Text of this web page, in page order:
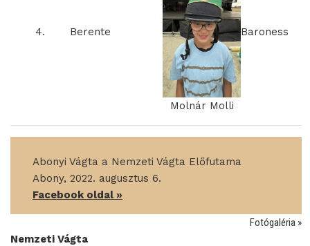
4. Berente
Molnár Molli
Baroness
Abonyi Vágta a Nemzeti Vágta Előfutama
Abony, 2022. augusztus 6.
Facebook oldal »
Fotógaléria »
Nemzeti Vágta